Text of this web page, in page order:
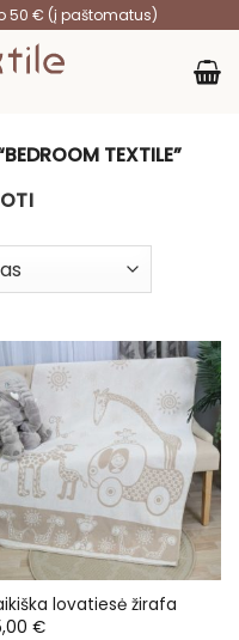
50 € (į paštomatus)
TEXTILE”
lovatiesė žirafa
€